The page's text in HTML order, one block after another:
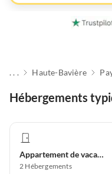
. . . Haute-Bavière
Hébergements
Appartement de vacances
2 Hébergements